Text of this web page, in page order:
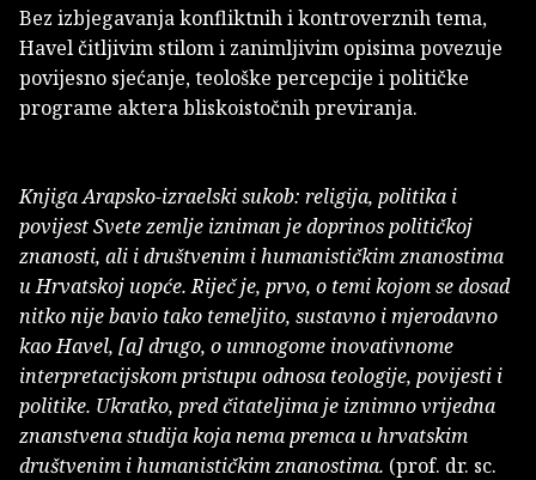
Bez izbjegavanja konfliktnih i kontroverznih tema,
Havel čitljivim stilom i zanimljivim opisima povezuje
povijesno sjećanje, teološke percepcije i političke
programe aktera bliskoistočnih previranja.
Knjiga Arapsko-izraelski sukob: religija, politika i
povijest Svete zemlje izniman je doprinos političkoj
znanosti, ali i društvenim i humanističkim znanostima
u Hrvatskoj uopće. Riječ je, prvo, o temi kojom se dosad
nitko nije bavio tako temeljito, sustavno i mjerodavno
kao Havel, [a] drugo, o umnogome inovativnome
interpretacijskom pristupu odnosa teologije, povijesti i
politike. Ukratko, pred čitateljima je iznimno vrijedna
znanstvena studija koja nema premca u hrvatskim
društvenim i humanističkim znanostima. (prof. dr. sc.